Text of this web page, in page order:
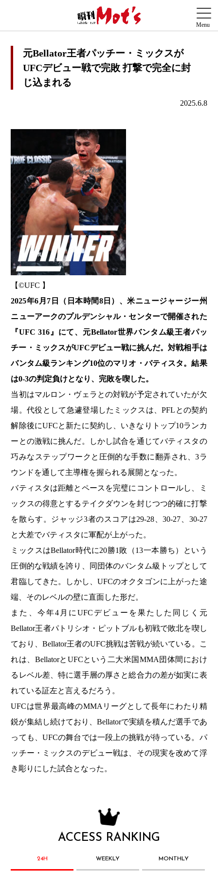
元Bellator王者パッチー・ミックスが
UFCデビュー戦で完敗 打撃で完全に封
じ込まれる
2025.6.8
【©️UFC 】
2025年6月7日（日本時間8日）、米ニュージャージー州
ニューアークのプルデンシャル・センターで開催された
『UFC 316』にて、元Bellator世界バンタム級王者パッ
チー・ミックスがUFCデビュー戦に挑んだ。対戦相手は
バンタム級ランキング10位のマリオ・バティスタ。結果
は0-3の判定負けとなり、完敗を喫した。
当初はマルロン・ヴェラとの対戦が予定されていたが欠
場。代役として急遽登場したミックスは、PFLとの契約
解除後にUFCと新たに契約し、いきなりトップ10ランカ
ーとの激戦に挑んだ。しかし試合を通じてバティスタの
巧みなステップワークと圧倒的な手数に翻弄され、3ラ
ウンドを通して主導権を握られる展開となった。
バティスタは距離とペースを完璧にコントロールし、ミ
ックスの得意とするテイクダウンを封じつつ的確に打撃
を散らす。ジャッジ3者のスコアは29-28、30-27、30-27
と大差でバティスタに軍配が上がった。
ミックスはBellator時代に20勝1敗（13一本勝ち）という
圧倒的な戦績を誇り、同団体のバンタム級トップとして
君臨してきた。しかし、UFCのオクタゴンに上がった途
端、そのレベルの壁に直面した形だ。
また、今年4月にUFCデビューを果たした同じく元
Bellator王者パトリシオ・ピットブルも初戦で敗北を喫し
ており、Bellator王者のUFC挑戦は苦戦が続いている。こ
れは、BellatorとUFCという二大米国MMA団体間におけ
るレベル差、特に選手層の厚さと総合力の差が如実に表
れている証左と言えるだろう。
UFCは世界最高峰のMMAリーグとして長年にわたり精
鋭が集結し続けており、Bellatorで実績を積んだ選手であ
っても、UFCの舞台では一段上の挑戦が待っている。パ
ッチー・ミックスのデビュー戦は、その現実を改めて浮
き彫りにした試合となった。
ACCESS RANKING
24H WEEKLY MONTHLY